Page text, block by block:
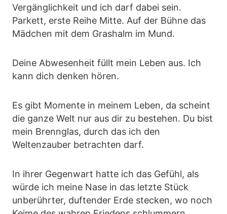
Vergänglichkeit und ich darf dabei sein.
Parkett, erste Reihe Mitte. Auf der Bühne das
Mädchen mit dem Grashalm im Mund.
Deine Abwesenheit füllt mein Leben aus. Ich
kann dich denken hören.
Es gibt Momente in meinem Leben, da scheint
die ganze Welt nur aus dir zu bestehen. Du bist
mein Brennglas, durch das ich den
Weltenzauber betrachten darf.
In ihrer Gegenwart hatte ich das Gefühl, als
würde ich meine Nase in das letzte Stück
unberührter, duftender Erde stecken, wo noch